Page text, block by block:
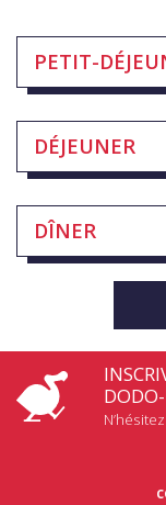
PETIT-
DÉJEUNER
DÎNER